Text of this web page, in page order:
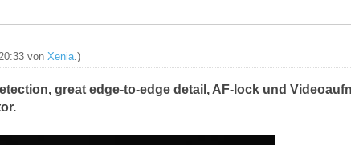
von Xenia.)
great edge-to-edge detail, AF-lock und